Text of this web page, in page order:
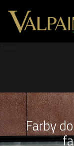
Farby